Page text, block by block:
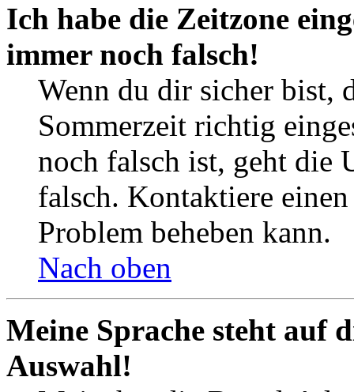
Ich habe die Zeitzone
immer noch falsch!
Wenn du dir sicher bist,
Sommerzeit richtig
noch falsch ist, geht die
falsch. Kontaktiere
Problem beheben kann.
Nach oben
Meine Sprache steht auf
Auswahl!